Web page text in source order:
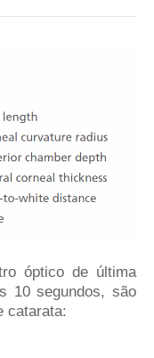
óptico de última
10 segundos, são
catarata: